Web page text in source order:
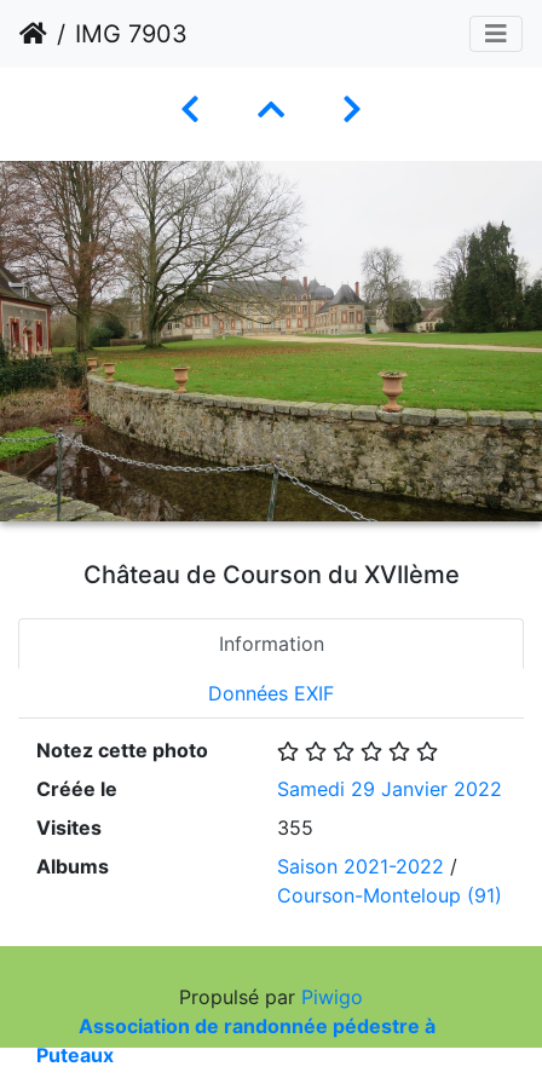
IMG 7903
Château de Courson du XVIIème
Information
Données EXIF
Notez cette photo
Créée le
Samedi 29 Janvier 2022
Visites
355
Albums
Saison 2021-2022 /
Courson-Monteloup (91)
Propulsé par Piwigo
Association de randonnée pédestre à
Puteaux